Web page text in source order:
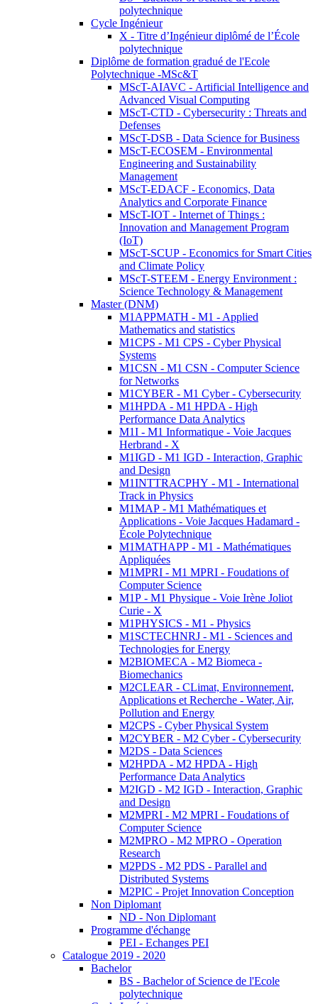
polytechnique
Cycle Ingénieur
X - Titre d’Ingénieur diplômé de l’École
polytechnique
Diplôme de formation gradué de l'Ecole
Polytechnique -MSc&T
MScT-AIAVC - Artificial Intelligence and
Advanced Visual Computing
MScT-CTD - Cybersecurity : Threats and
Defenses
MScT-DSB - Data Science for Business
MScT-ECOSEM - Environmental
Engineering and Sustainability
Management
MScT-EDACF - Economics, Data
Analytics and Corporate Finance
MScT-IOT - Internet of Things :
Innovation and Management Program
(IoT)
MScT-SCUP - Economics for Smart Cities
and Climate Policy
MScT-STEEM - Energy Environment :
Science Technology & Management
Master (DNM)
M1APPMATH - M1 - Applied
Mathematics and statistics
M1CPS - M1 CPS - Cyber Physical
Systems
M1CSN - M1 CSN - Computer Science
for Networks
M1CYBER - M1 Cyber - Cybersecurity
M1HPDA - M1 HPDA - High
Performance Data Analytics
M1I - M1 Informatique - Voie Jacques
Herbrand - X
M1IGD - M1 IGD - Interaction, Graphic
and Design
M1INTTRACPHY - M1 - International
Track in Physics
M1MAP - M1 Mathématiques et
Applications - Voie Jacques Hadamard -
École Polytechnique
M1MATHAPP - M1 - Mathématiques
Appliquées
M1MPRI - M1 MPRI - Foudations of
Computer Science
M1P - M1 Physique - Voie Irène Joliot
Curie - X
M1PHYSICS - M1 - Physics
M1SCTECHNRJ - M1 - Sciences and
Technologies for Energy
M2BIOMECA - M2 Biomeca -
Biomechanics
M2CLEAR - CLimat, Environnement,
Applications et Recherche - Water, Air,
Pollution and Energy
M2CPS - Cyber Physical System
M2CYBER - M2 Cyber - Cybersecurity
M2DS - Data Sciences
M2HPDA - M2 HPDA - High
Performance Data Analytics
M2IGD - M2 IGD - Interaction, Graphic
and Design
M2MPRI - M2 MPRI - Foudations of
Computer Science
M2MPRO - M2 MPRO - Operation
Research
M2PDS - M2 PDS - Parallel and
Distributed Systems
M2PIC - Projet Innovation Conception
Non Diplomant
ND - Non Diplomant
Programme d'échange
PEI - Echanges PEI
Catalogue 2019 - 2020
Bachelor
BS - Bachelor of Science de l'Ecole
polytechnique